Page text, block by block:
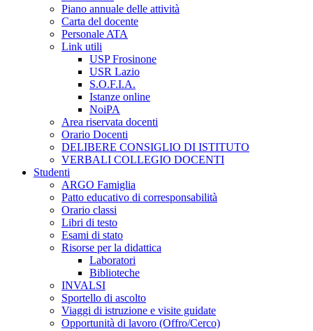
Piano annuale delle attività
Carta del docente
Personale ATA
Link utili
USP Frosinone
USR Lazio
S.O.F.I.A.
Istanze online
NoiPA
Area riservata docenti
Orario Docenti
DELIBERE CONSIGLIO DI ISTITUTO
VERBALI COLLEGIO DOCENTI
Studenti
ARGO Famiglia
Patto educativo di corresponsabilità
Orario classi
Libri di testo
Esami di stato
Risorse per la didattica
Laboratori
Biblioteche
INVALSI
Sportello di ascolto
Viaggi di istruzione e visite guidate
Opportunità di lavoro (Offro/Cerco)